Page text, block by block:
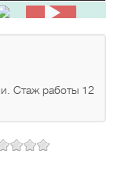
Стаж работы 12